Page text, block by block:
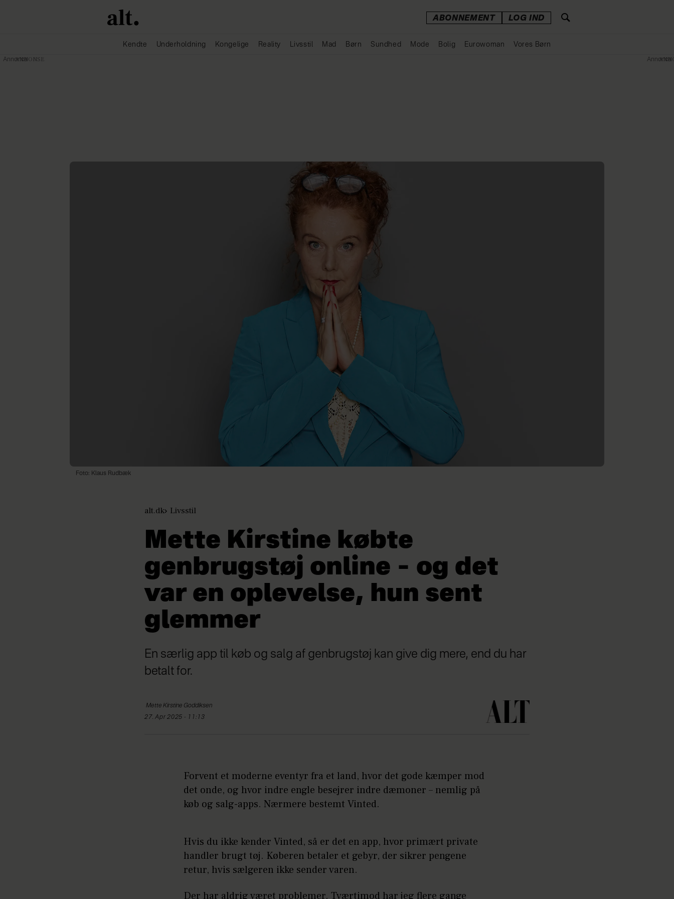
ABONNEMENT LOG IND
Kendte Underholdning Kongelige Reality Livsstil Mad Børn Sundhed Mode Bolig Eurowoman Vores Børn
Foto: Klaus Rudbæk
alt.dk Livsstil
Mette Kirstine købte
genbrugstøj online – og det
var en oplevelse, hun sent
glemmer
En særlig app til køb og salg af genbrugstøj kan give dig mere, end du har
betalt for.
Mette Kirstine Goddiksen
27. Apr 2025 - 11:13
Forvent et moderne eventyr fra et land, hvor det gode kæmper mod
det onde, og hvor indre engle besejrer indre dæmoner – nemlig på
køb og salg-apps. Nærmere bestemt Vinted.
Hvis du ikke kender Vinted, så er det en app, hvor primært private
handler brugt tøj. Køberen betaler et gebyr, der sikrer pengene
retur, hvis sælgeren ikke sender varen.
Der har aldrig været problemer. Tværtimod har jeg flere gange
Annonce Annonce